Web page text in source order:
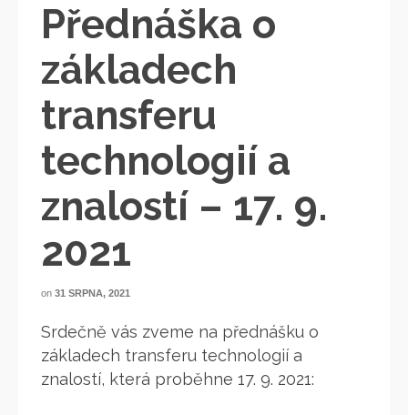
Přednáška o
základech
transferu
technologií a
znalostí – 17. 9.
2021
on 31 SRPNA, 2021
Srdečně vás zveme na přednášku o
základech transferu technologií a
znalostí, která proběhne 17. 9. 2021: